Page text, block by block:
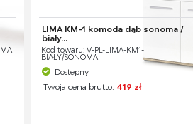
LIMA KM-1 komoda dąb sonoma /
biały...
Kod towaru: V-PL-LIMA-KM1-
BIAŁY/SONOMA
Dostępny
Twoja cena brutto: 419 zł